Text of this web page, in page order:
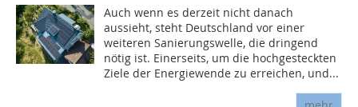
Auch wenn es derzeit nicht danach
aussieht, steht Deutschland vor einer
weiteren Sanierungswelle, die dringend
nötig ist. Einerseits, um die hochgesteckten
Ziele der Energiewende zu erreichen, und...